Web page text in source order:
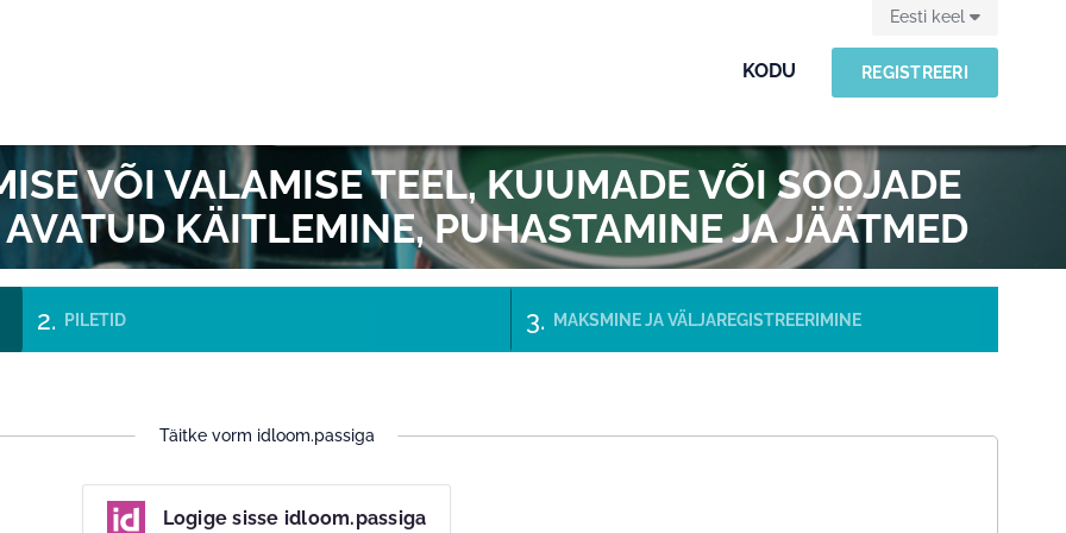
KODU REGISTREERI
Eesti keel
VÕI VALAMISE TEEL, KUUMADE VÕI SOOJADE
KÄITLEMINE, PUHASTAMINE JA JÄÄTMED
PILETID MAKSMINE JA VÄLJAREGISTREERIMINE
Täitke vorm idloom.passiga
Logige sisse idloom.passiga